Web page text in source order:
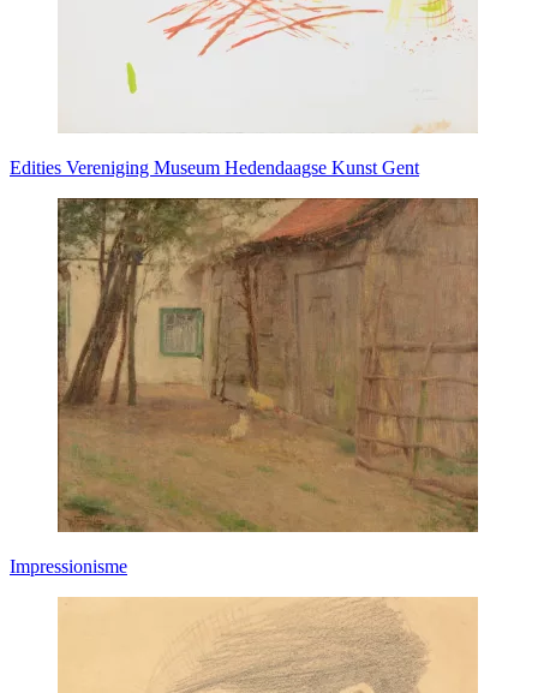
Edities Vereniging Museum Hedendaagse Kunst Gent
Impressionisme